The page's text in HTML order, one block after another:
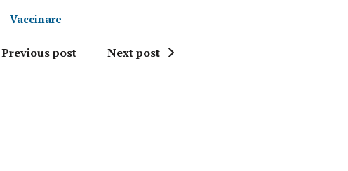
Vaccinare
Previous post Next post